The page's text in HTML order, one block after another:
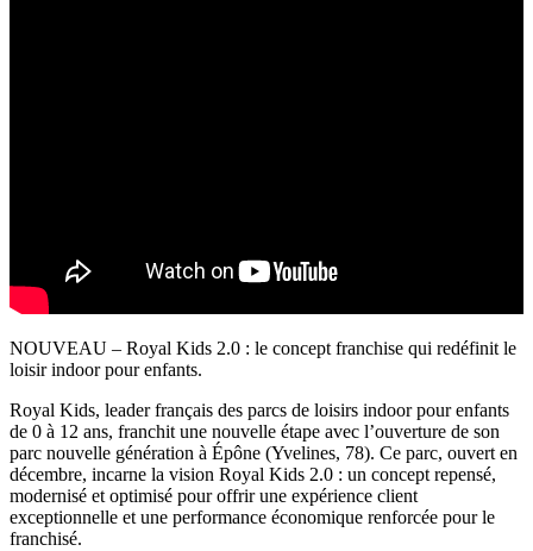
NOUVEAU – Royal Kids 2.0 : le concept franchise qui redéfinit le
loisir indoor pour enfants.
Royal Kids, leader français des parcs de loisirs indoor pour enfants
de 0 à 12 ans, franchit une nouvelle étape avec l’ouverture de son
parc nouvelle génération à Épône (Yvelines, 78). Ce parc, ouvert en
décembre, incarne la vision Royal Kids 2.0 : un concept repensé,
modernisé et optimisé pour offrir une expérience client
exceptionnelle et une performance économique renforcée pour le
franchisé.